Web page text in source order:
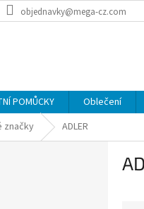
objednavky@mega-cz.com
POMŮCKY Oblečení
značky ADLER